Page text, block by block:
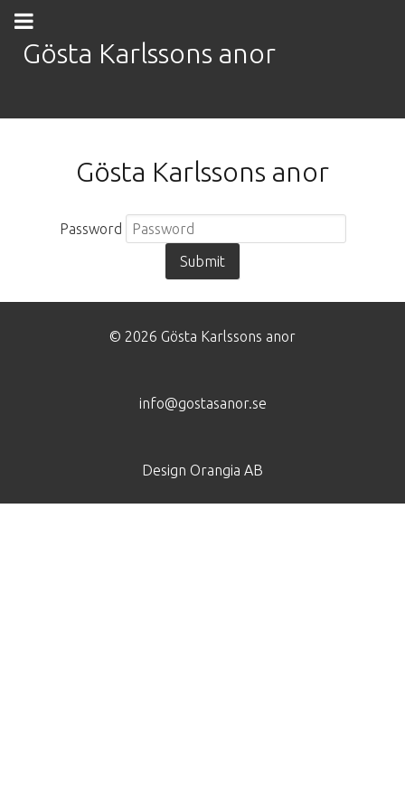
Gösta Karlssons anor
Gösta Karlssons anor
Password
© 2026 Gösta Karlssons anor
info@gostasanor.se
Design Orangia AB